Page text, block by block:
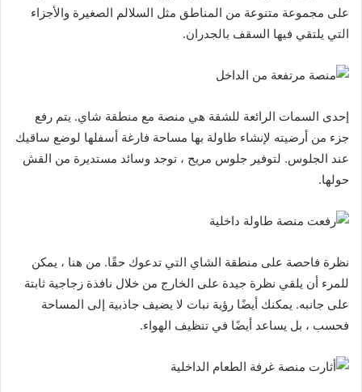
على مجموعة متنوعة من المناطق مثل السلالم الصغيرة والأجزاء
التي يلتقي فيها السقف بالجدران.
إحدى السمات الرائعة للشقة هي منصة مع منطقة شاي. يتم رفع
جزء من أرضيته لإنشاء طاولة بها مساحة فارغة أسفلها لوضع ساقيك
عند الجلوس. لتوفير جلوس مريح ، توجد وسائد مستديرة من القش
حولها.
نظرة فاحصة على منطقة الشاي التي تدعوك حقًا. من هنا ، يمكن
للمرء أن يلقي نظرة جيدة على الخارج من خلال نافذة زجاجية ثابتة
على جانبه. يمكنك أيضًا رؤية نبات لا يضيف جاذبية إلى المساحة
فحسب ، بل يساعد أيضًا في تنظيف الهواء.